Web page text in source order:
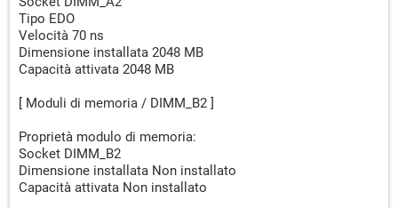
Tipo EDO
Velocità 70 ns
Dimensione installata 2048 MB
Capacità attivata 2048 MB
[ Moduli di memoria / DIMM_B2 ]
Proprietà modulo di memoria:
Socket DIMM_B2
Dimensione installata Non installato
Capacità attivata Non installato